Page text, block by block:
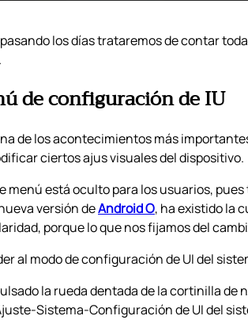
los días trataremos de contar
de configuración de IU
de los acontecimientos más
ciertos ajus visuales del dispositivo.
menú está oculto para los usuarios,
versión deAndroid O, ha existido la
porque lo que nos fijamos del
al modo de configuración de UI del
la rueda dentada de la cortinilla de
Sistema-Configuración de UI del